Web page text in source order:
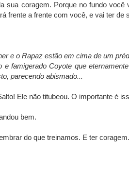
sua coragem. Porque no fundo
frente a frente com você, e vai ter de
e o Rapaz estão em cima de um
e famigerado Coyote que
parecendo abismado...
Ele não titubeou. O importante é
bem.
do que treinamos. E ter coragem.